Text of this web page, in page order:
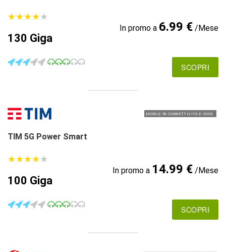
★★★★★
★★★★★
130 Giga
In promo a 6.99 €/Mese
SCOPRI
MOBILE 5G CONNETTIVITÀ E VOCE
TIM 5G Power Smart
★★★★★
★★★★★
100 Giga
In promo a 14.99 €/Mese
SCOPRI